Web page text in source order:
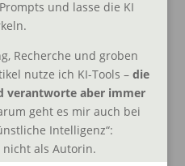
und lasse die KI
Recherche und groben
nutze ich KI-Tools –die
verantworte aber immer
geht es mir auch bei
Intelligenz“:
nicht als Autorin.